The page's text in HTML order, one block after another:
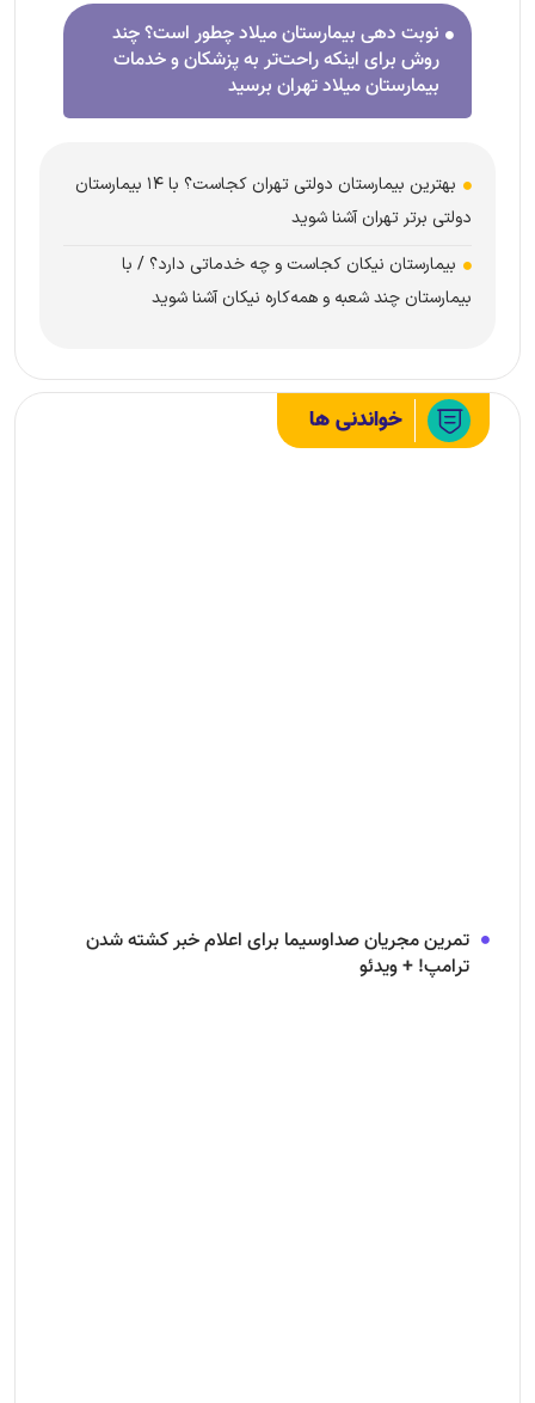
نوبت دهی بیمارستان میلاد چطور است؟ چند
روش برای اینکه راحت‌تر به پزشکان و خدمات
بیمارستان میلاد تهران برسید
بهترین بیمارستان‌ دولتی تهران کجاست؟ با ۱۴ بیمارستان
دولتی برتر تهران آشنا شوید
بیمارستان نیکان کجاست و چه خدماتی دارد؟ / با
بیمارستان چند شعبه و همه‌کاره نیکان آشنا شوید
خواندنی ها
تمرین مجریان صداوسیما برای اعلام خبر کشته شدن
ترامپ! + ویدئو